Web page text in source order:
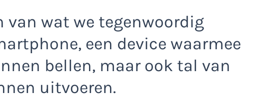
van wat we tegenwoordig
een device waarmee
bellen, maar ook tal van
uitvoeren.